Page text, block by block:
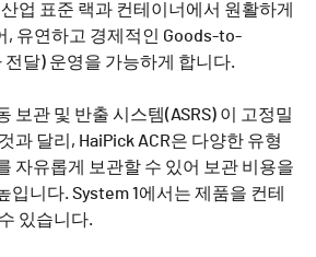
업 표준 랙과 컨테이너에서 원활하게
, 유연하고 경제적인 Goods-to-
달) 운영을 가능하게 합니다.
보관 및 반출 시스템(ASRS) 이 고정밀
과 달리, HaiPick ACR은 다양한 유형
자유롭게 보관할 수 있어 보관 비용을
입니다. System 1에서는 제품을 컨테
있습니다.